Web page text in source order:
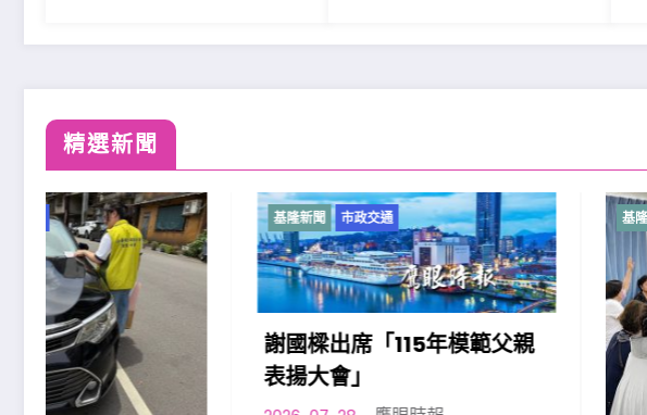
精選新聞
基隆新聞 市政交通
謝國樑出席「115年模範父親
表揚大會」
基隆新聞 市政交通